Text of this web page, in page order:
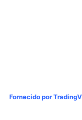
Fornecido por